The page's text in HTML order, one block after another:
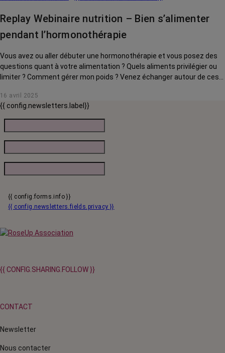
Replay Webinaire nutrition – Bien s’alimenter
pendant l’hormonothérapie
Vous avez ou aller débuter une hormonothérapie et vous posez des
questions quant à votre alimentation ? Quels aliments privilégier ou
limiter ? Comment gérer mon poids ? Venez échanger autour de ces
partagera ses conseils, astuces et recettes.
16 avril 2025
{{ config.newsletters.label}}
{{ config.forms.info }}
{{ config.newsletters.fields.privacy }}
{{ CONFIG.SHARING.FOLLOW }}
CONTACT
Newsletter
Nous contacter